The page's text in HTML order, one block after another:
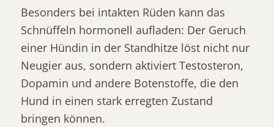
Besonders bei intakten Rüden kann das
Schnüffeln hormonell aufladen: Der Geruch
einer Hündin in der Standhitze löst nicht nur
Neugier aus, sondern aktiviert Testosteron,
Dopamin und andere Botenstoffe, die den
Hund in einen stark erregten Zustand
bringen können.